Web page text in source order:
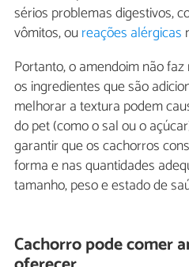
sérios problemas digestivos,
vômitos, oureações alérgicas
Portanto, o amendoim não
os ingredientes que são
melhorar a textura podem
do pet (como o sal ou o
garantir que os cachorros
forma e nas quantidades
tamanho, peso e estado de
Cachorro pode comer